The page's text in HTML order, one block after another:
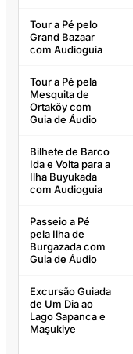
Tour a Pé pelo
Grand Bazaar
com Audioguia
Tour a Pé pela
Mesquita de
Ortaköy com
Guia de Áudio
Bilhete de Barco
Ida e Volta para a
Ilha Buyukada
com Audioguia
Passeio a Pé
pela Ilha de
Burgazada com
Guia de Áudio
Excursão Guiada
de Um Dia ao
Lago Sapanca e
Maşukiye